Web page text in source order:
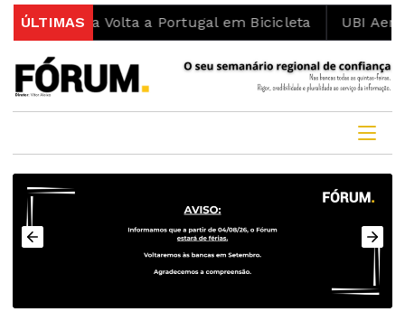
ÚLTIMAS
Volta a Portugal em Bicicleta UBI Aeronautics